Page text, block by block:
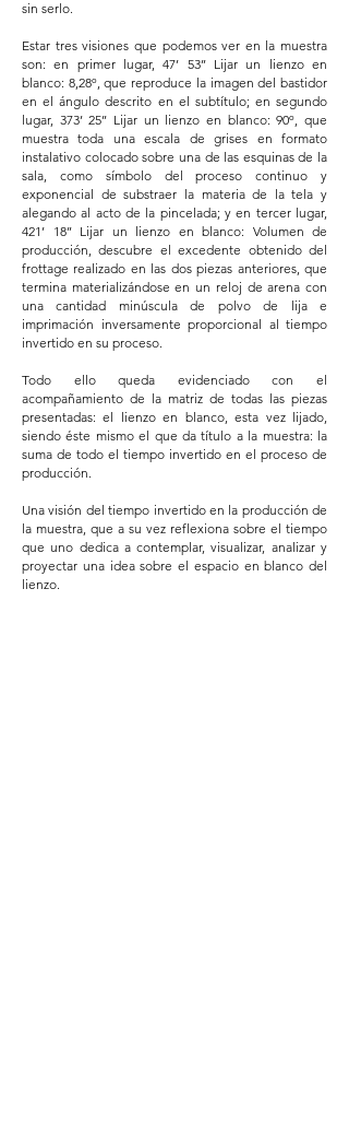
sin serlo.
Estar tres visiones que podemos ver en la muestra
son: en primer lugar, 47’ 53’’ Lijar un lienzo en
blanco: 8,28º, que reproduce la imagen del bastidor
en el ángulo descrito en el subtítulo; en segundo
lugar, 373’ 25’’ Lijar un lienzo en blanco: 90º, que
muestra toda una escala de grises en formato
instalativo colocado sobre una de las esquinas de la
sala, como símbolo del proceso continuo y
exponencial de substraer la materia de la tela y
alegando al acto de la pincelada; y en tercer lugar,
421’ 18’’ Lijar un lienzo en blanco: Volumen de
producción, descubre el excedente obtenido del
frottage realizado en las dos piezas anteriores, que
termina materializándose en un reloj de arena con
una cantidad minúscula de polvo de lija e
imprimación inversamente proporcional al tiempo
invertido en su proceso.
Todo ello queda evidenciado con el
acompañamiento de la matriz de todas las piezas
presentadas: el lienzo en blanco, esta vez lijado,
siendo éste mismo el que da título a la muestra: la
suma de todo el tiempo invertido en el proceso de
producción.
Una visión del tiempo invertido en la producción de
la muestra, que a su vez reflexiona sobre el tiempo
que uno dedica a contemplar, visualizar, analizar y
proyectar una idea sobre el espacio en blanco del
lienzo.